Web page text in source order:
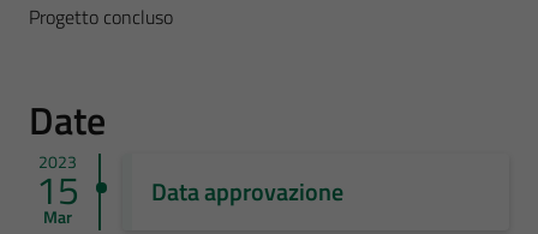
Progetto concluso
Date
2023
15
Mar
Data approvazione